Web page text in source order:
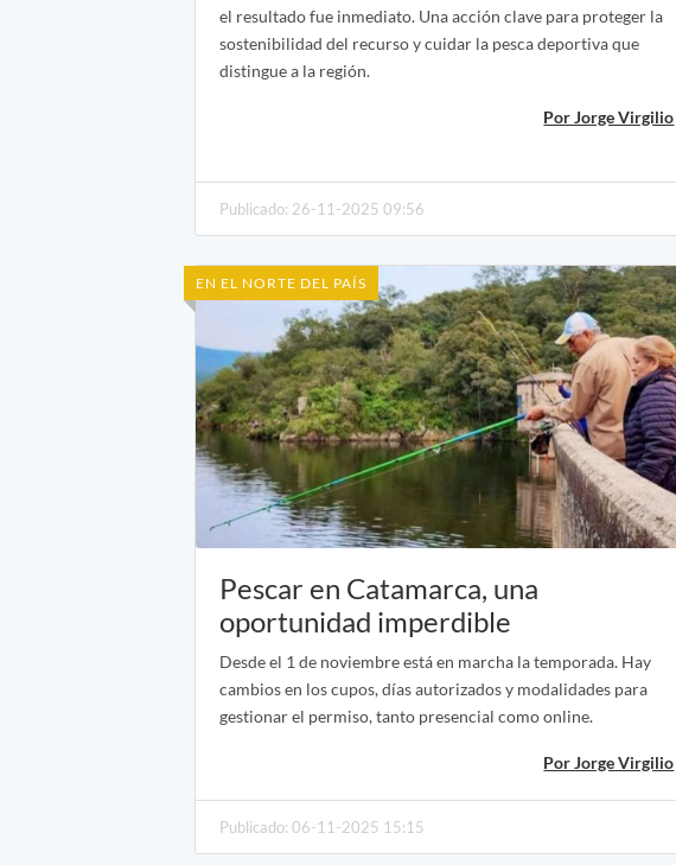
el resultado fue inmediato. Una acción clave para proteger la
sostenibilidad del recurso y cuidar la pesca deportiva que
distingue a la región.
Por Jorge Virgilio
Publicado: 26-11-2025 09:56
EN EL NORTE DEL PAÍS
Pescar en Catamarca, una
oportunidad imperdible
Desde el 1 de noviembre está en marcha la temporada. Hay
cambios en los cupos, días autorizados y modalidades para
gestionar el permiso, tanto presencial como online.
Por Jorge Virgilio
Publicado: 06-11-2025 15:15